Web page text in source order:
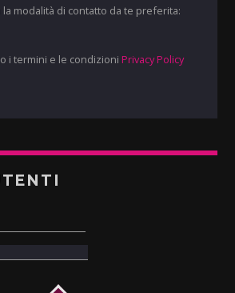
modalità di contatto da te preferita:
i termini e le condizioni Privacy Policy